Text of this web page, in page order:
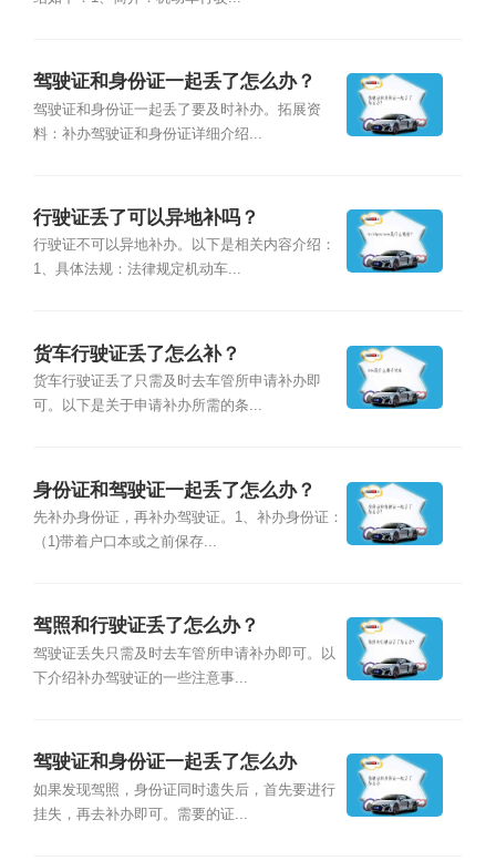
驾驶证和身份证一起丢了怎么办？
驾驶证和身份证一起丢了要及时补办。拓展资
料：补办驾驶证和身份证详细介绍...
行驶证丢了可以异地补吗？
行驶证不可以异地补办。以下是相关内容介绍：
1、具体法规：法律规定机动车...
货车行驶证丢了怎么补？
货车行驶证丢了只需及时去车管所申请补办即
可。以下是关于申请补办所需的条...
身份证和驾驶证一起丢了怎么办？
先补办身份证，再补办驾驶证。1、补办身份证：
（1)带着户口本或之前保存...
驾照和行驶证丢了怎么办？
驾驶证丢失只需及时去车管所申请补办即可。以
下介绍补办驾驶证的一些注意事...
驾驶证和身份证一起丢了怎么办
如果发现驾照，身份证同时遗失后，首先要进行
挂失，再去补办即可。需要的证...